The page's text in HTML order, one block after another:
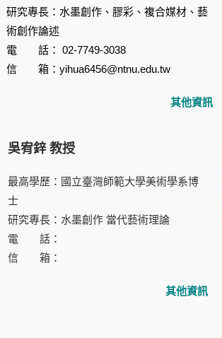
研究專長：水墨創作、膠彩、複合媒材、藝
術創作論述
電 話： 02-7749-3038
信 箱：yihua6456@ntnu.edu.tw
其他資訊
吳宥鋅 教授
最高學歷：國立臺灣師範大學美術學系博
士
研究專長：水墨創作 當代藝術理論
電 話：
信 箱：
其他資訊